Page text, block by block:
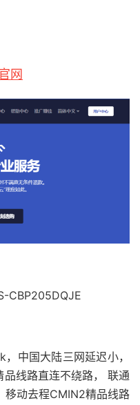
网
CBP205DQJE
中国大陆三网延迟小，
线路直连不绕路， 联通
动去程CMIN2精品线路